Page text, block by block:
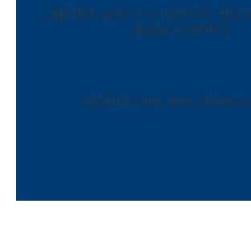
대표전화 : 1600-5770 | 상담시간 : 평일
(토요일 17:00까지)
© BGN EYE CLINIC JAMSIL. All rights